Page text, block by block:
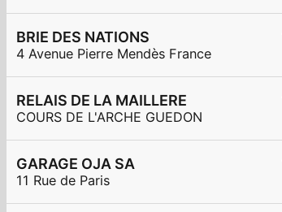
BRIE DES NATIONS
4 Avenue Pierre Mendès France
RELAIS DE LA MAILLERE
COURS DE L'ARCHE GUEDON
GARAGE OJA SA
11 Rue de Paris